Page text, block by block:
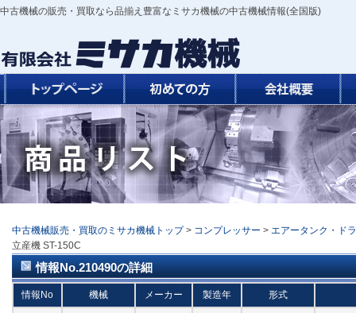
中古機械の販売・買取なら品揃え豊富なミサカ機械の中古機械情報(全国版)
中古機械販売・買取のミサカ機械トップ > コンプレッサー > エアータンク・ド
立産機 ST-150C
情報No.210490の詳細
情報No 機械 メーカー 製造年 形式